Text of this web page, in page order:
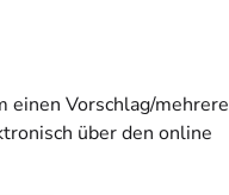
einen Vorschlag/mehrere
über den online